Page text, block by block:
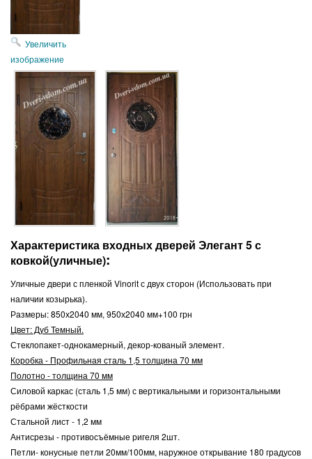
Увеличить
изображение
Характеристика входных дверей Элегант 5 с
ковкой(уличные):
Уличные двери с пленкой Vinorit с двух сторон (Использовать при
наличии козырька).
Размеры: 850х2040 мм, 950х2040 мм+100 грн
Цвет: Дуб Темный.
Стеклопакет-однокамерный, декор-кованый элемент.
Коробка - Профильная сталь 1,5 толщина 70 мм
Полотно - толщина 70 мм
Силовой каркас (сталь 1,5 мм) с вертикальными и горизонтальными
рёбрами жёсткости
Стальной лист - 1,2 мм
Антисрезы - противосъёмные ригеля 2шт.
Петли- конусные петли 20мм/100мм, наружное открывание 180 градусов